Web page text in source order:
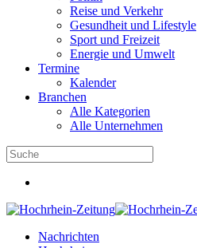
Reise und Verkehr
Gesundheit und Lifestyle
Sport und Freizeit
Energie und Umwelt
Termine
Kalender
Branchen
Alle Kategorien
Alle Unternehmen
Nachrichten